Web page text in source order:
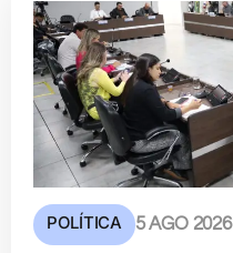
POLÍTICA 5 AGO 2026